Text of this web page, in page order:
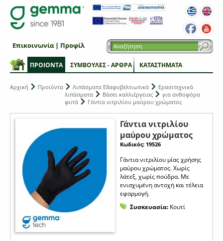
ΠΡΟΙΟΝΤΑ ΣΥΜΒΟΥΛΕΣ - ΑΡΘΡΑ ΚΑΤΑΣΤΗΜΑΤΑ
Επικοινωνία| Προφίλ
Αρχική Προϊόντα Λιπάσματα Εδαφοβελτιωτικά
Ερασιτεχνικά
λιπάσματα
Βάσει καλλιέργειας
για ανθοφόρα
φυτά
Γάντια νιτριλίου μαύρου χρώματος
Γάντια νιτριλίου
μαύρου χρώματος
Κωδικός: 19526
Γάντια νιτριλίου μίας χρήσης
μαύρου χρώματος. Χωρίς
λάτεξ, χωρίς πούδρα. Με
ενισχυμένη αντοχή και τέλεια
εφαρμογή.
Συσκευασία: Κουτί